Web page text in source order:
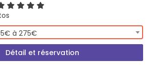
à 275€
Détail et réservation